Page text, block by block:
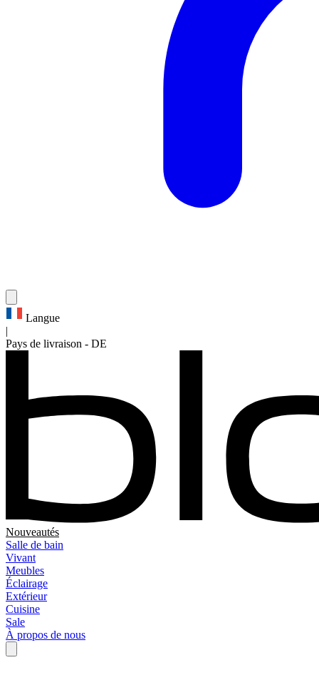
Langue
Pays de livraison - DE
Nouveautés
Salle de bain
Vivant
Meubles
Éclairage
Extérieur
Cuisine
Sale
À propos de nous